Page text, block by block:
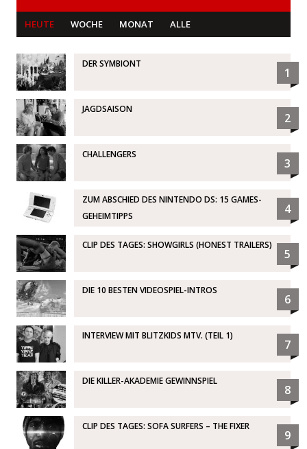
HEUTE WOCHE MONAT ALLE
DER SYMBIONT
1
JAGDSAISON
2
CHALLENGERS
3
ZUM ABSCHIED DES NINTENDO DS: 15 GAMES-
GEHEIMTIPPS
4
CLIP DES TAGES: SHOWGIRLS (HONEST TRAILERS)
5
DIE 10 BESTEN VIDEOSPIEL-INTROS
6
INTERVIEW MIT BLITZKIDS MTV. (TEIL 1)
7
DIE KILLER-AKADEMIE GEWINNSPIEL
8
CLIP DES TAGES: SOFA SURFERS – THE FIXER
9